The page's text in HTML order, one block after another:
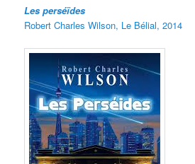
Les perséïdes
Robert Charles Wilson, Le Bélial, 2014